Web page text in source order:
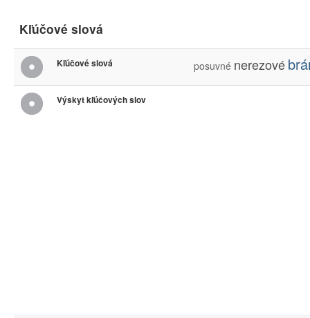
Kľúčové slová
Kľúčové slová posuvné nerezové
Výskyt kľúčových slov